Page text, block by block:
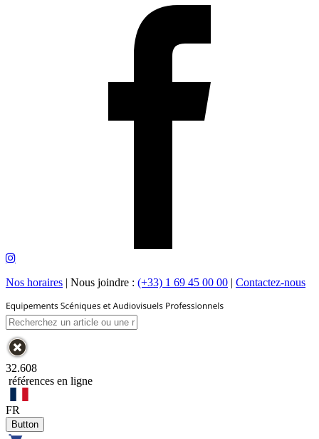
Nos horaires | Nous joindre : (+33) 1 69 45 00 00 | Contactez-nous
32.608
références en ligne
FR